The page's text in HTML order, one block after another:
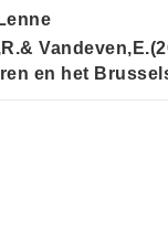
en het